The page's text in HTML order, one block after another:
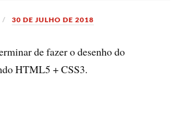
30 DE JULHO DE 2018
de fazer o desenho do
HTML5 + CSS3.